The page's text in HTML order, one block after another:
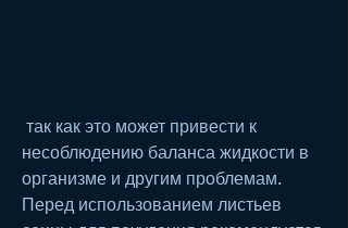
несоблюдению баланса жидкости в
организме и другим проблемам.
Перед использованием листьев